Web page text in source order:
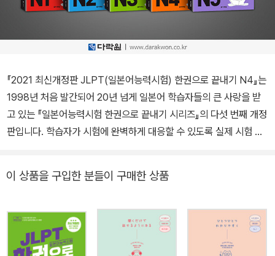
『2021 최신개정판 JLPT(일본어능력시험) 한권으로 끝내기 N4』는
1998년 처음 발간되어 20년 넘게 일본어 학습자들의 큰 사랑을 받
고 있는 『일본어능력시험 한권으로 끝내기 시리즈』의 다섯 번째 개정
판입니다. 학습자가 시험에 완벽하게 대응할 수 있도록 실제 시험 문
탕으로 JLPT가 개정된 2010년부터 2021년까지의 기출어휘와 기
한 확인문제를 실어 문자?어휘, 문법, 독해, 청해 각 파트를 종합적으
로 마스터할 수 있게 하였습니다. 또한 이번 개정판에서는 문제를 풀
고 확인하기 편하게끔 해석 및 해설집을 별책으로 분리하여 학습자들
이 상품을 구입한 분들이 구매한 상품